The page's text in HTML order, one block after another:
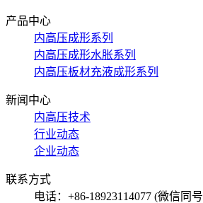
产品中心
内高压成形系列
内高压成形水胀系列
内高压板材充液成形系列
新闻中心
内高压技术
行业动态
企业动态
联系方式
电话：+86-18923114077 (微信同